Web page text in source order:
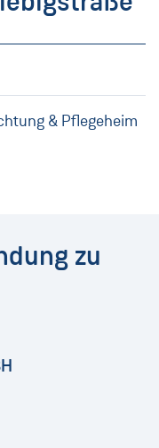
& Pflegeheim
zu